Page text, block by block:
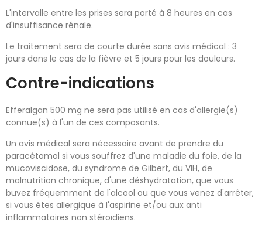
L'intervalle entre les prises sera porté à 8 heures en cas
d'insuffisance rénale.
Le traitement sera de courte durée sans avis médical : 3
jours dans le cas de la fièvre et 5 jours pour les douleurs.
Contre-indications
Efferalgan 500 mg ne sera pas utilisé en cas d'allergie(s)
connue(s) à l'un de ces composants.
Un avis médical sera nécessaire avant de prendre du
paracétamol si vous souffrez d'une maladie du foie, de la
mucoviscidose, du syndrome de Gilbert, du VIH, de
malnutrition chronique, d'une déshydratation, que vous
buvez fréquemment de l'alcool ou que vous venez d'arrêter,
si vous êtes allergique à l'aspirine et/ou aux anti
inflammatoires non stéroïdiens.